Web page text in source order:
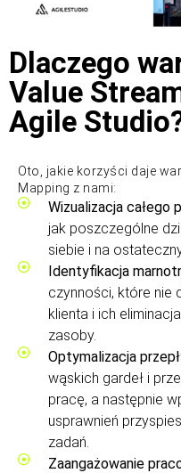
Dlaczego
Value
Agile
Oto, jakie korzyści daje
Mapping z nami:
Wizualizacja całego
jak poszczególne
siebie i na
Identyfikacja
czynności, które nie
klienta i ich
zasoby.
Optymalizacja
wąskich gardeł i
pracę, a następnie
usprawnień
zadań.
Zaangażowanie